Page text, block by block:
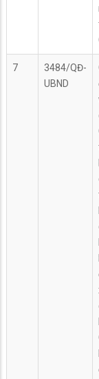
7
3484/QĐ-
UBND